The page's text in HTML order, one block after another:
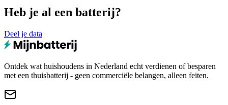
Heb je al een batterij?
Deel je data
Ontdek wat huishoudens in Nederland echt verdienen of besparen
met een thuisbatterij - geen commerciële belangen, alleen feiten.